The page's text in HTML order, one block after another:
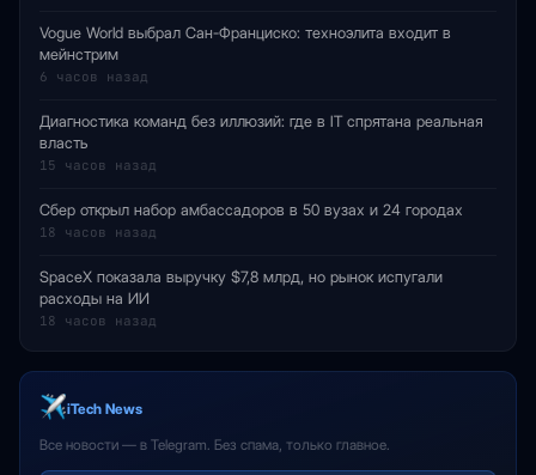
Vogue World выбрал Сан-Франциско: техноэлита входит в
мейнстрим
6 часов назад
Диагностика команд без иллюзий: где в IT спрятана реальная
власть
15 часов назад
Сбер открыл набор амбассадоров в 50 вузах и 24 городах
18 часов назад
SpaceX показала выручку $7,8 млрд, но рынок испугали
расходы на ИИ
18 часов назад
iTech News
Все новости — в Telegram. Без спама, только главное.